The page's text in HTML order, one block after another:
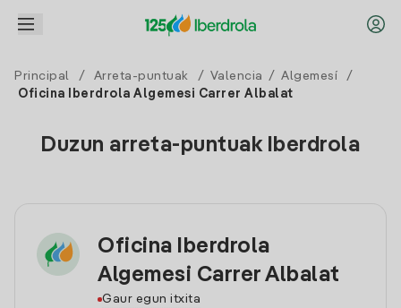
Principal / Arreta-puntuak / Valencia / Algemesí
/
Oficina Iberdrola Algemesi Carrer Albalat
Duzun arreta-puntuak Iberdrola
Oficina Iberdrola
Algemesi Carrer Albalat
Gaur egun itxita